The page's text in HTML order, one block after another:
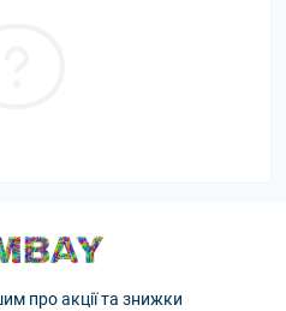
про акції та знижки